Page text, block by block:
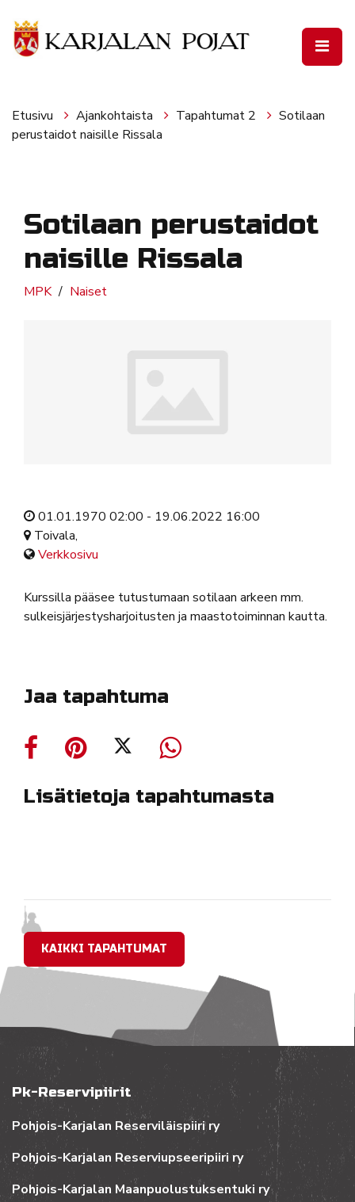
Etusivu Ajankohtaista Tapahtumat 2
Sotilaan
perustaidot naisille Rissala
Sotilaan perustaidot
naisille Rissala
MPK Naiset
01.01.1970 02:00 - 19.06.2022 16:00
Toivala,
Verkkosivu
Kurssilla pääsee tutustumaan sotilaan arkeen mm.
sulkeisjärjestysharjoitusten ja maastotoiminnan kautta.
Jaa tapahtuma
Lisätietoja tapahtumasta
KAIKKI TAPAHTUMAT
Pk-Reservipiirit
Pohjois-Karjalan Reserviläispiiri ry
Pohjois-Karjalan Reserviupseeripiiri ry
Pohjois-Karjalan Maanpuolustuksentuki ry